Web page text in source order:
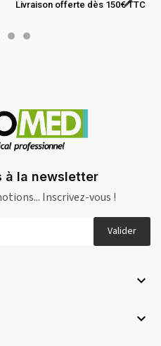
Livraison offerte dès 150€ TTC
à la newsletter
Inscrivez-vous !
Valider

